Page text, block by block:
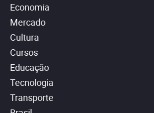
Economia
Mercado
Cultura
Cursos
Educação
Tecnologia
Transporte